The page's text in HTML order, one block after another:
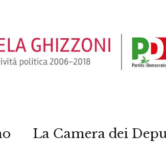
La Camera dei